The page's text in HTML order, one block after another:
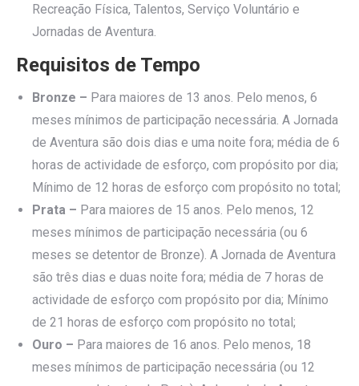
Recreação Física, Talentos, Serviço Voluntário e
Jornadas de Aventura.
Requisitos de Tempo
Bronze – Para maiores de 13 anos. Pelo menos, 6
meses mínimos de participação necessária. A Jornada
de Aventura são dois dias e uma noite fora; média de 6
horas de actividade de esforço, com propósito por dia;
Mínimo de 12 horas de esforço com propósito no total;
Prata – Para maiores de 15 anos. Pelo menos, 12
meses mínimos de participação necessária (ou 6
meses se detentor de Bronze). A Jornada de Aventura
são três dias e duas noite fora; média de 7 horas de
actividade de esforço com propósito por dia; Mínimo
de 21 horas de esforço com propósito no total;
Ouro – Para maiores de 16 anos. Pelo menos, 18
meses mínimos de participação necessária (ou 12